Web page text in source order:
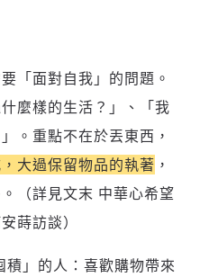
「面對自我」的問題。
麼樣的生活？」、「我
。重點不在於丟東西，
大過保留物品的執著 ，
（詳見文末 中華心希望
蒔訪談）
」的人：喜歡購物帶來